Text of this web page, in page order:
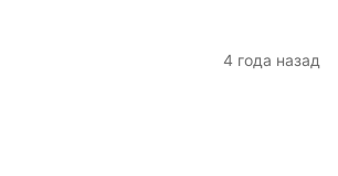
4 года назад